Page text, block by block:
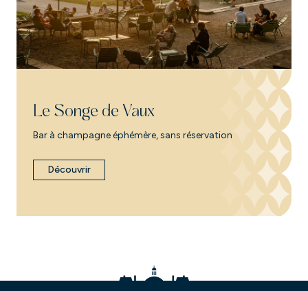
Le Songe de Vaux
Bar à champagne éphémère, sans réservation
Découvrir